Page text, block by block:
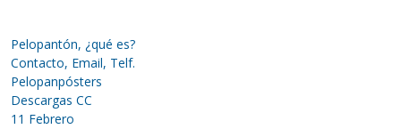
Pelopantón, ¿qué es?
Contacto, Email, Telf.
Pelopanpósters
Descargas CC
11 Febrero